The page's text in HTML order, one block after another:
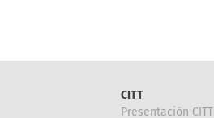
CITT
Presentación CITT